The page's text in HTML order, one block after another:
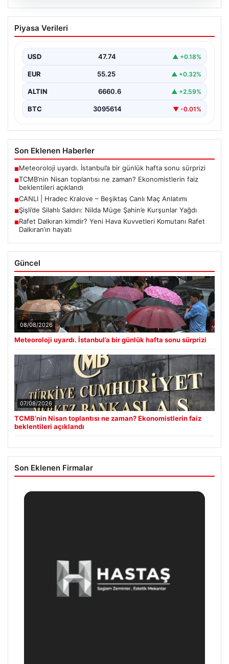
07.08.2026
TCMB’nin Nisan toplantısı ne zaman?
Ekonomistlerin faiz beklentileri
Türkiye Cumhuriyet Merkez Bankası Para Politikası
Piyasa Verileri
USD 47.74 ▲ +0.18%
EUR 55.25 ▲ +0.32%
ALTIN 6660.6 ▲ +2.59%
BTC 3095614 ▼ -0.01%
Son Eklenen Haberler
■Meteoroloji uyardı. İstanbul’a bir günlük hafta sonu sürprizi
■TCMB’nin Nisan toplantısı ne zaman? Ekonomistlerin faiz
beklentileri açıklandı
■CANLI | Hradec Kralove – Beşiktaş Canlı Maç Anlatımı
■Şişli’de Silahlı Saldırı: Nilda Müge Şahin’e Kurşunlar Yağdı
■Rafet Dalkıran kimdir? Yeni Hava Kuvvetleri Komutanı Rafet
Dalkıran’ın hayatı
Güncel
08/08/2026
Meteoroloji uyardı. İstanbul’a bir günlük hafta sonu sürprizi
07/08/2026
TCMB’nin Nisan toplantısı ne zaman? Ekonomistlerin faiz
beklentileri açıklandı
Son Eklenen Firmalar